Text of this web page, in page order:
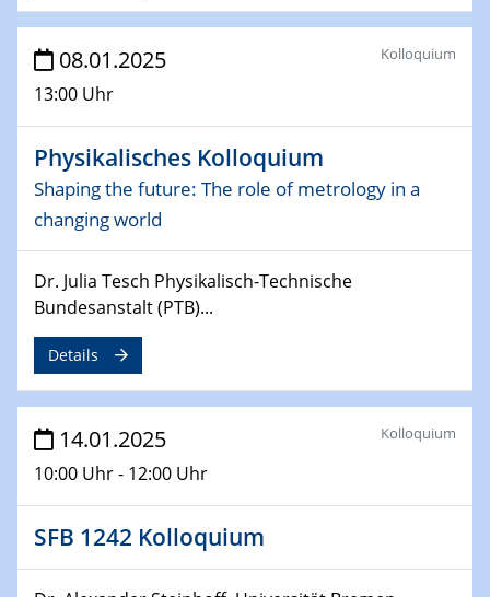
Natural Water to H2
Sfb-trr247-all Annual Meeting
24.02.2025
CENIDE-BGU Seminar
27.02.2025
WIN & CENIDE Seminar Series on 2D-
MATURE
27.02.2025
Sfb-trr247-all Seminar
18.03.2025 - 19.03.2025
Kooperationsseminar
Elektrolyse/Brennstoffzelle
08.01.2025
13:00 Uhr
Kolloquium
Physikalisches Kolloquium
Shaping the future: The role of metrology in a
changing world
Dr. Julia Tesch Physikalisch-Technische
Bundesanstalt (PTB)...
Details
14.01.2025
10:00 Uhr - 12:00 Uhr
Kolloquium
SFB 1242 Kolloquium